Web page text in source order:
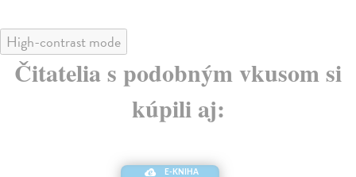
High-contrast mode
Čitatelia s podobným vkusom si
kúpili aj: